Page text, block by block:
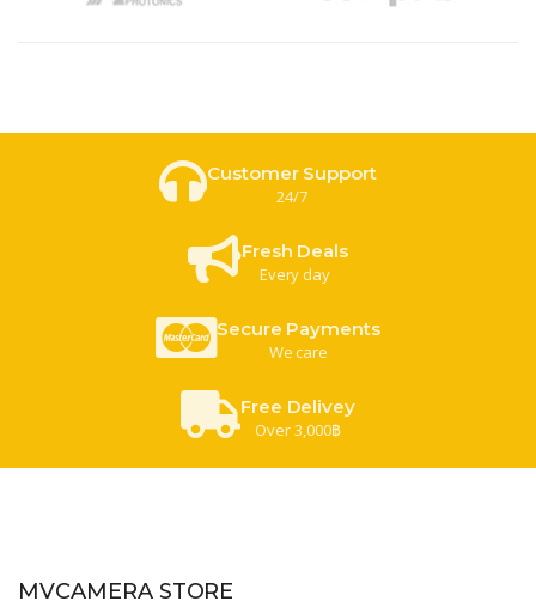
Customer Support
24/7
Fresh Deals
Every day
Secure Payments
We care
Free Delivey
Over 3,000฿
MVCAMERA STORE